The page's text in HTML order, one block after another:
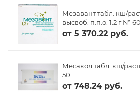
Мезавант табл. кш/
высвоб. п.п.о. 1.2 г № 60
от 5 370.22 руб.
Месакол табл. кш/
50
от 748.24 руб.